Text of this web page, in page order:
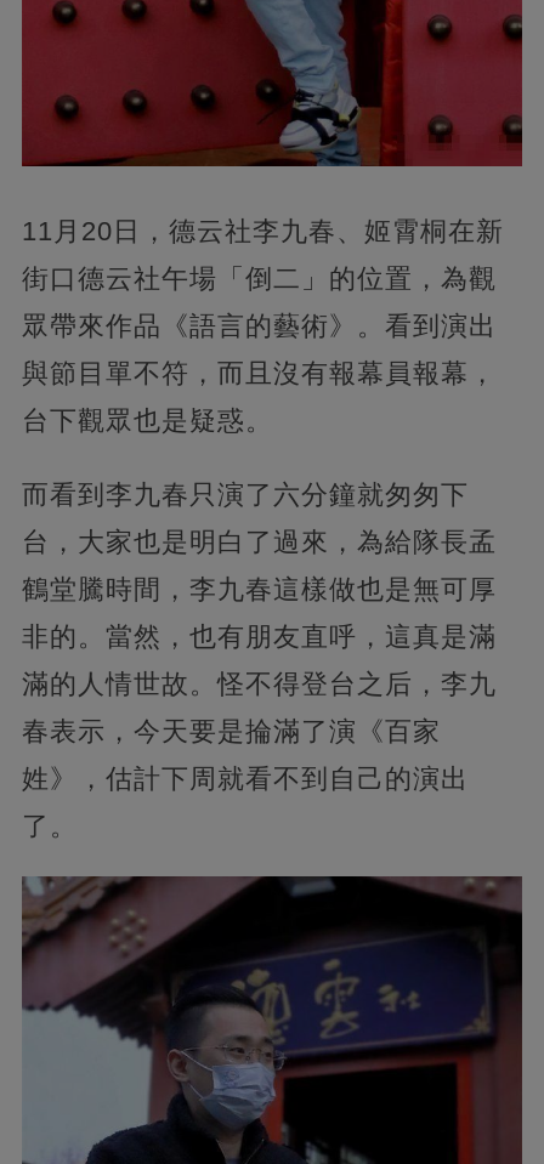
11月20日，德云社李九春、姬霄桐在新
街口德云社午場「倒二」的位置，為觀
眾帶來作品《語言的藝術》。看到演出
與節目單不符，而且沒有報幕員報幕，
台下觀眾也是疑惑。
而看到李九春只演了六分鐘就匆匆下
台，大家也是明白了過來，為給隊長孟
鶴堂騰時間，李九春這樣做也是無可厚
非的。當然，也有朋友直呼，這真是滿
滿的人情世故。怪不得登台之后，李九
春表示，今天要是掄滿了演《百家
姓》，估計下周就看不到自己的演出
了。